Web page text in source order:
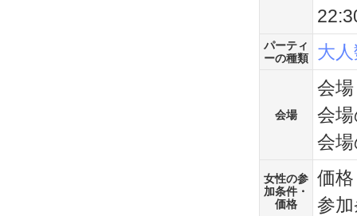
パーティ
ーの種類
大
会場
会
会
会
女性の参
加条件・
価格
価
参